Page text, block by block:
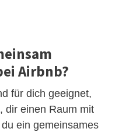
Airbnb?
für dich geeignet,
dir einen Raum mit
ein gemeinsames